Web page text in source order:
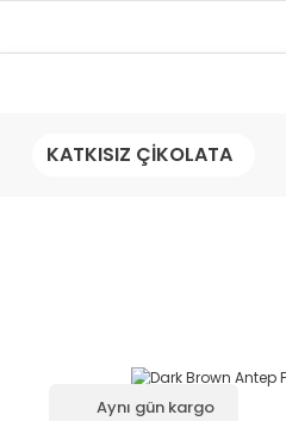
KATKISIZ ÇİKOLATA
Aynı gün kargo